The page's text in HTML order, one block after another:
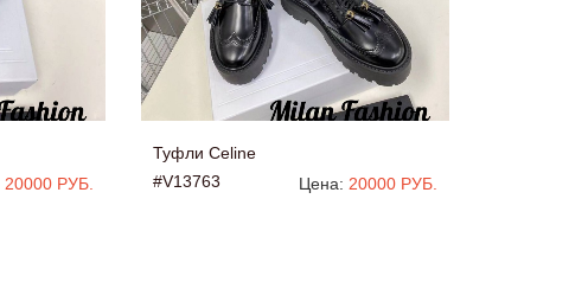
20000 РУБ.
Туфли Celine
#V13763
Цена: 20000 РУБ.